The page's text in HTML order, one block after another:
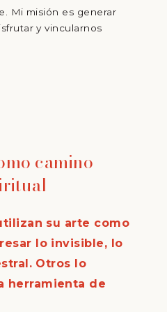
Mi misión es generar
y vincularnos
camino
su arte como
lo invisible, lo
Otros lo
herramienta de